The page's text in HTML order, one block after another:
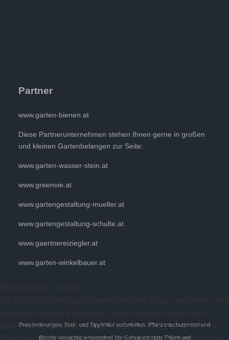
Partner
www.garten-bienen.at
Diese Partnerunternehmen stehen Ihnen gerne in großen
und kleinen Gartenbelangen zur Seite:
www.garten-wasser-stein.at
www.greenvie.at
www.gartengestaltung-mueller.at
www.gartengestaltung-schulte.at
www.gaertnereiziegler.at
www.garten-winkelbauer.at
Preisänderungen, Satz- und Tippfehler vorbehalten. Pflanzenschutzmittel und
Biozide vorsichtig verwenden! Vor Gebrauch stets Etikett und
helfen, diese Website und die Nutzererfahrung zu verbessern